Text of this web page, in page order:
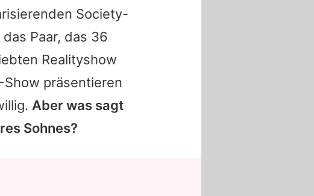
Society-
Paar, das 36
Realityshow
Show präsentieren
. Aber was sagt
Sohnes?